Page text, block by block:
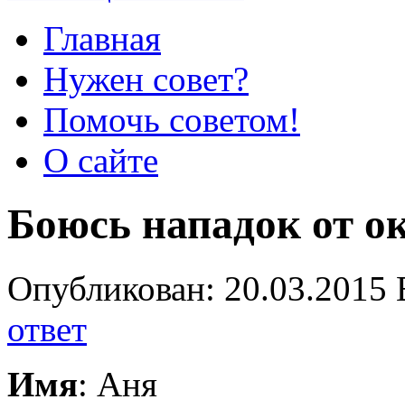
Главная
Нужен совет?
Помочь советом!
О сайте
Боюсь нападок от
Опубликован:
ответ
Имя: Аня